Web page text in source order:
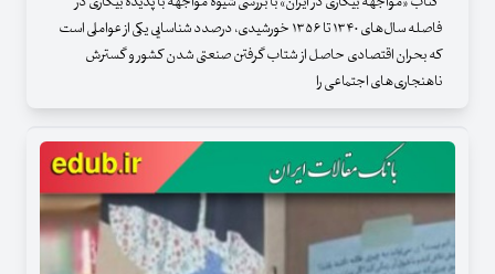
فاصله سال‌های ۱۳۴۰ تا ۱۳۵۶ خورشیدی، درصدد شناسایی یکی از عواملی است
که بحران اقتصادی حاصل از شتاب گرفتن صنعتی شدن کشور و گسترش
ناهنجاری‌های اجتماعی را